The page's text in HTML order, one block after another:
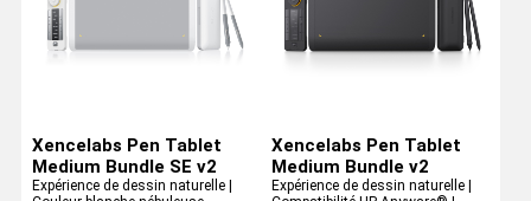
Xencelabs Pen Tablet
Medium Bundle SE v2
Expérience de dessin naturelle |
Xencelabs Pen Tablet
Medium Bundle v2
Expérience de dessin naturelle |